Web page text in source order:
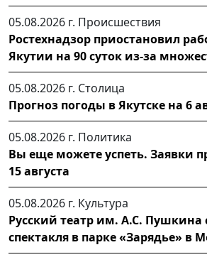
05.08.2026 г. Происшествия
Ростехнадзор приостановил
Якутии на 90 суток из-за
05.08.2026 г. Столица
Прогноз погоды в Якутске на 6
05.08.2026 г. Политика
Вы еще можете успеть. Заявки
15 августа
05.08.2026 г. Культура
Русский театр им. А.С. Пушкина
спектакля в парке «Зарядье» в